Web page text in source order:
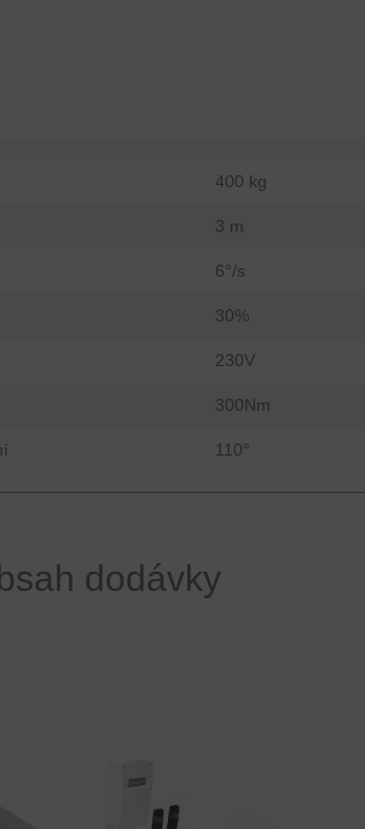
400 kg
3 m
6°/s
30%
230V
300Nm
110°
dodávky